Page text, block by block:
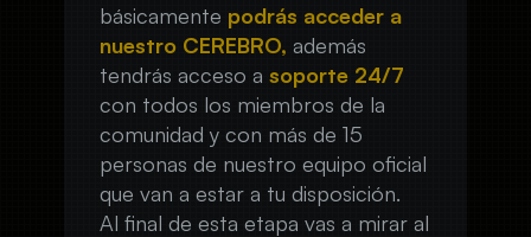
básicamente podrás acceder a
nuestro CEREBRO, además
tendrás acceso a soporte 24/7
con todos los miembros de la
comunidad y con más de 15
personas de nuestro equipo oficial
que van a estar a tu disposición.
Al final de esta etapa vas a mirar al